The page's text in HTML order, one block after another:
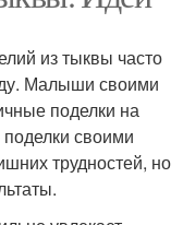
из тыквы часто
Малыши своими
поделки на
своими
трудностей, но